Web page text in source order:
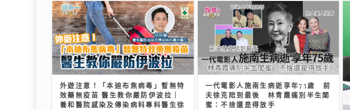
外遊注意！「本迪布焦病毒」暫無特
效藥無疫苗 醫生教你嚴防伊波拉｜
養和醫院感染及傳染病科專科醫生徐
一代電影人施南生病逝享年75歲 前
夫徐克陪到最後 林青霞痛別半生閨
蜜：不捨還是得放手